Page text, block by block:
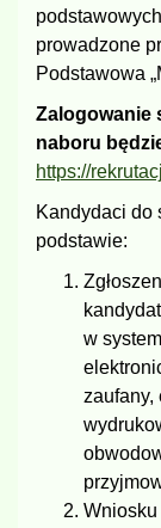
prowadzone
Podstawowa
Zalogowanie
naboru
https://
Kandydaci do
podstawie:
w
zaufany,
Wniosku